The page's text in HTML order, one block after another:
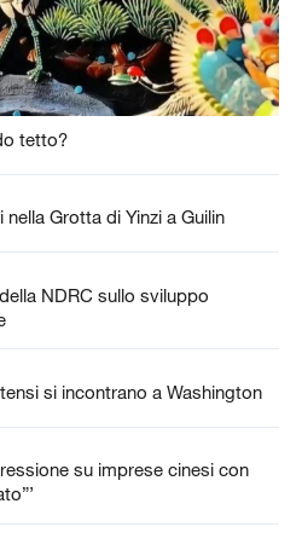
tetto?
Grotta di Yinzi a Guilin
NDRC sullo sviluppo
si incontrano a Washington
su imprese cinesi con